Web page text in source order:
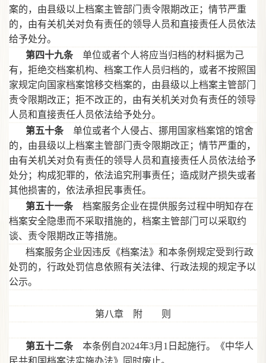
案的，由县级以上档案主管部门责令限期改正；情节严重
的，由有关机关对负有责任的领导人员和直接责任人员依法
给予处分。
第四十九条 单位或者个人将应当归档的材料据为己
有，拒绝交档案机构、档案工作人员归档的，或者不按照国
家规定向国家档案馆移交档案的，由县级以上档案主管部门
责令限期改正；拒不改正的，由有关机关对负有责任的领导
人员和直接责任人员依法给予处分。
第五十条 单位或者个人侵占、挪用国家档案馆的馆舍
的，由县级以上档案主管部门责令限期改正；情节严重的，
由有关机关对负有责任的领导人员和直接责任人员依法给予
处分；构成犯罪的，依法追究刑事责任；造成财产损失或者
其他损害的，依法承担民事责任。
第五十一条 档案服务企业在提供服务过程中明知存在
档案安全隐患而不采取措施的，档案主管部门可以采取约
谈、责令限期改正等措施。
档案服务企业因违反《档案法》和本条例规定受到行政
处罚的，行政处罚信息依照有关法律、行政法规的规定予以
公示。
第八章 附 则
第五十二条 本条例自2024年3月1日起施行。《中华人
民共和国档案法实施办法》同时废止。